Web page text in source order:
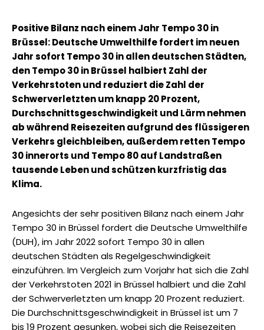
Positive Bilanz nach einem Jahr Tempo 30 in
Brüssel: Deutsche Umwelthilfe fordert im neuen
Jahr sofort Tempo 30 in allen deutschen Städten,
den Tempo 30 in Brüssel halbiert Zahl der
Verkehrstoten und reduziert die Zahl der
Schwerverletzten um knapp 20 Prozent,
Durchschnittsgeschwindigkeit und Lärm nehmen
ab während Reisezeiten aufgrund des flüssigeren
Verkehrs gleichbleiben, außerdem retten Tempo
30 innerorts und Tempo 80 auf Landstraßen
tausende Leben und schützen kurzfristig das
Klima.
Angesichts der sehr positiven Bilanz nach einem Jahr
Tempo 30 in Brüssel fordert die Deutsche Umwelthilfe
(DUH), im Jahr 2022 sofort Tempo 30 in allen
deutschen Städten als Regelgeschwindigkeit
einzuführen. Im Vergleich zum Vorjahr hat sich die Zahl
der Verkehrstoten 2021 in Brüssel halbiert und die Zahl
der Schwerverletzten um knapp 20 Prozent reduziert.
Die Durchschnittsgeschwindigkeit in Brüssel ist um 7
bis 19 Prozent gesunken, wobei sich die Reisezeiten